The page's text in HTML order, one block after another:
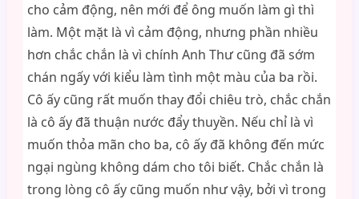
cho cảm động, nên mới để ông muốn làm gì thì
làm. Một mặt là vì cảm động, nhưng phần nhiều
hơn chắc chắn là vì chính Anh Thư cũng đã sớm
chán ngấy với kiểu làm tình một màu của ba rồi.
Cô ấy cũng rất muốn thay đổi chiêu trò, chắc chắn
là cô ấy đã thuận nước đẩy thuyền. Nếu chỉ là vì
muốn thỏa mãn cho ba, cô ấy đã không đến mức
ngại ngùng không dám cho tôi biết. Chắc chắn là
trong lòng cô ấy cũng muốn như vậy, bởi vì trong